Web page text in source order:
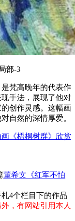
部-3
梵高晚年的代表作
手法，展现了他对
创作灵感。这幅画
自然的深情厚爱。
《梧桐树群》欣赏
董希文《红军不怕
4个栏目下的作品
外，有网站引用本人